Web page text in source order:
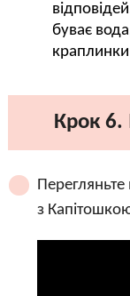
буває
Крок 6.
з